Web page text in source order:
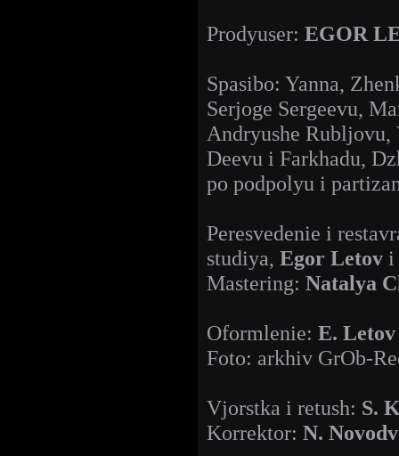
Prodyuser: EGOR
Spasibo: Yanna,
Serjoge Sergeevu,
Andryushe
Deevu i Farkhadu,
po podpolyu i
Peresvedenie i
studiya, Egor Letov i
Mastering: Natalya
Oformlenie: E. Letov
Foto: arkhiv GrOb-
Vjorstka i retush: S.
Korrektor: N.